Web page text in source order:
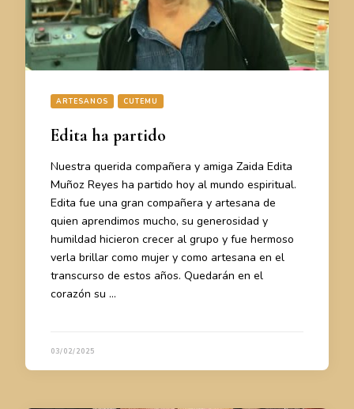
ARTESANOS CUTEMU
Edita ha partido
Nuestra querida compañera y amiga Zaida Edita
Muñoz Reyes ha partido hoy al mundo espiritual.
Edita fue una gran compañera y artesana de
quien aprendimos mucho, su generosidad y
humildad hicieron crecer al grupo y fue hermoso
verla brillar como mujer y como artesana en el
transcurso de estos años. Quedarán en el
corazón su …
03/02/2025